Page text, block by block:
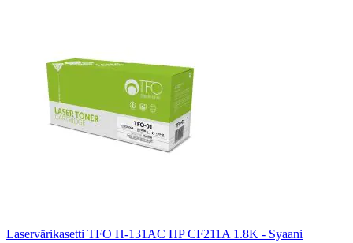
Laservärikasetti TFO H-131AC HP CF211A 1.8K - Syaani